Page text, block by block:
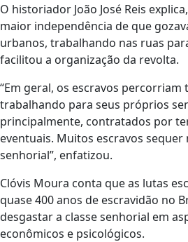
O historiador João José Reis
maior independência de que
urbanos, trabalhando nas ruas
facilitou a organização da revolta.
“Em geral, os escravos percorriam
trabalhando para seus próprios
principalmente, contratados por
eventuais. Muitos escravos sequer
senhorial”, enfatizou.
Clóvis Moura conta que as lutas
quase 400 anos de escravidão no
desgastar a classe senhorial em
econômicos e psicológicos.